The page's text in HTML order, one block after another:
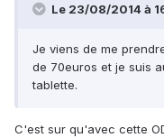
Le 23/08/2014 à
Je viens de me
de 70euros et je suis
tablette.
C'est sur qu'avec cette